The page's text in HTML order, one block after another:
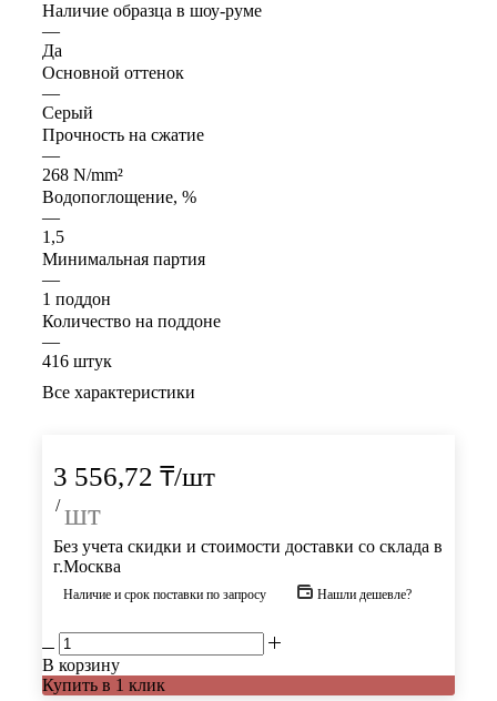
Наличие образца в шоу-руме
—
Да
Основной оттенок
—
Серый
Прочность на сжатие
—
268 N/mm²
Водопоглощение, %
—
1,5
Минимальная партия
—
1 поддон
Количество на поддоне
—
416 штук
Все характеристики
3 556,72 ₸/шт
/ шт
Без учета скидки и стоимости доставки со склада в
г.Москва
Наличие и срок поставки по запросу Нашли дешевле?
В корзину
Купить в 1 клик